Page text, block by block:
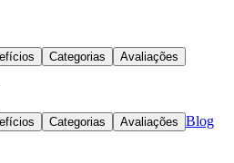
Categorias Avaliações
Categorias Avaliações Blog